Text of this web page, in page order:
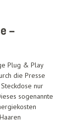
–
die Presse
nur
sogenannte